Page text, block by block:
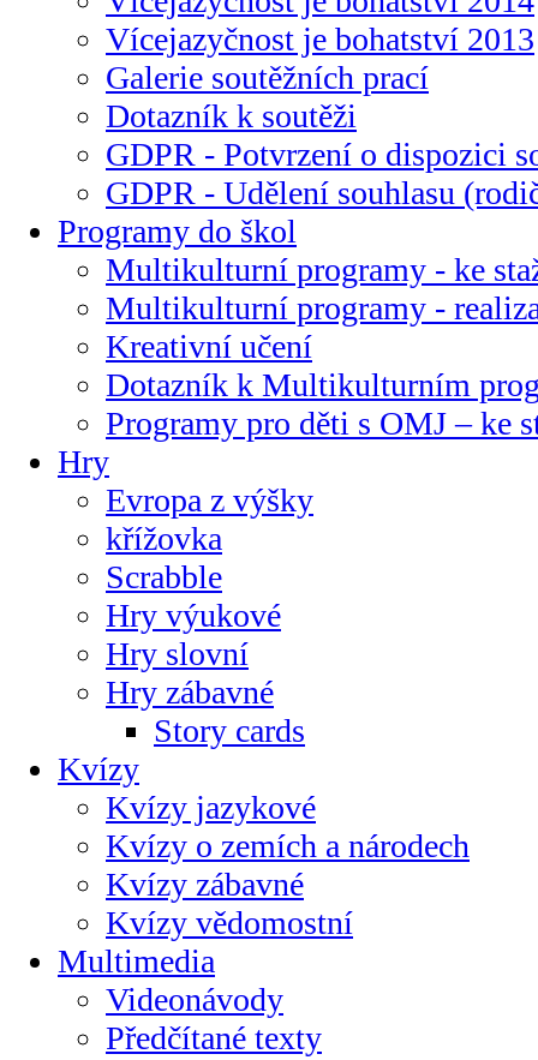
Vícejazyčnost je bohatství 2013
Galerie soutěžních prací
Dotazník k soutěži
GDPR - Potvrzení o dispozici
GDPR - Udělení souhlasu
Programy do škol
Multikulturní programy - ke
Multikulturní programy -
Kreativní učení
Dotazník k Multikulturním
Programy pro děti s OMJ – ke
Hry
Evropa z výšky
křížovka
Scrabble
Hry výukové
Hry slovní
Hry zábavné
Story cards
Kvízy
Kvízy jazykové
Kvízy o zemích a národech
Kvízy zábavné
Kvízy vědomostní
Multimedia
Videonávody
Předčítané texty